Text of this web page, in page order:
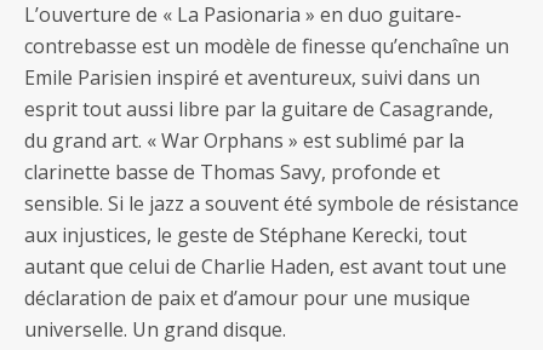
L’ouverture de « La Pasionaria » en duo guitare-
contrebasse est un modèle de finesse qu’enchaîne un
Emile Parisien inspiré et aventureux, suivi dans un
esprit tout aussi libre par la guitare de Casagrande,
du grand art. « War Orphans » est sublimé par la
clarinette basse de Thomas Savy, profonde et
sensible. Si le jazz a souvent été symbole de résistance
aux injustices, le geste de Stéphane Kerecki, tout
autant que celui de Charlie Haden, est avant tout une
déclaration de paix et d’amour pour une musique
universelle. Un grand disque.